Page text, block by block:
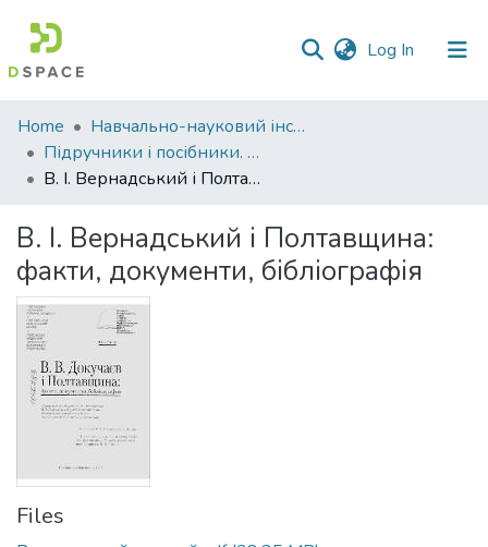
Log In (current)
Communities
&
Collections
Statistics
Home
Навчально-науковий інститут агротехнологій, селекції та екології
Підручники і посібники. Навчально-науковий інститут агротехнологій, селекції та екології
В. І. Вернадський і Полтавщина: факти, документи, бібліографія
В. І. Вернадський і Полтавщина:
факти, документи, бібліографія
Files